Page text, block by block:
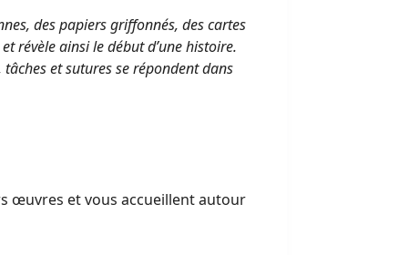
des papiers griffonnés, des cartes
révèle ainsi le début d’une histoire.
et sutures se répondent dans
œuvres et vous accueillent autour